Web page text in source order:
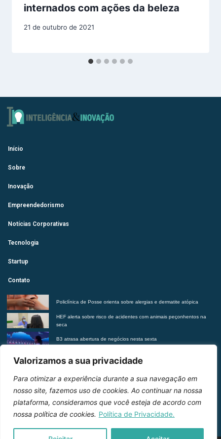
Valorizamos a sua privacidade
Para otimizar a experiência durante a sua navegação em
nosso site, fazemos uso de cookies. Ao continuar na nossa
plataforma, consideramos que você esteja de acordo com
nossa política de cookies. Política de Privacidade.
internados com ações da beleza
21 de outubro de 2021
Início
Sobre
Inovação
Empreendedorismo
Notícias Corporativas
Tecnologia
Startup
Contato
Policlínica de Posse orienta sobre alergias e dermatite atópica
HEF alerta sobre risco de acidentes com animais peçonhentos na
seca
B3 atrasa abertura de negócios nesta sexta
2027
Entre em contato